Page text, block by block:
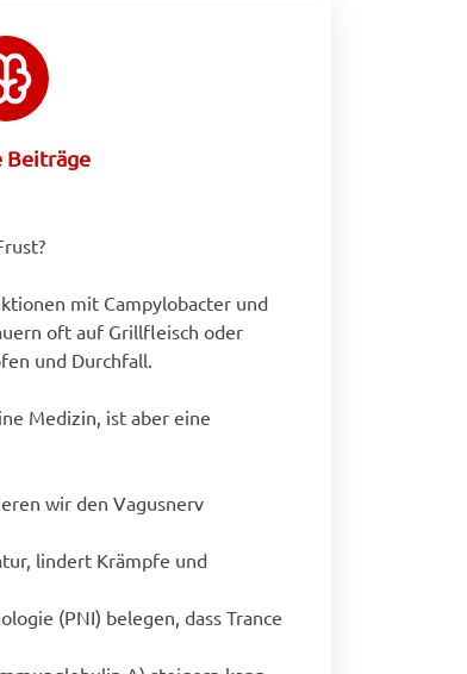
Beiträge
mit Campylobacter und
oft auf Grillfleisch oder
und Durchfall.
Medizin, ist aber eine
wir den Vagusnerv
lindert Krämpfe und
(PNI) belegen, dass Trance